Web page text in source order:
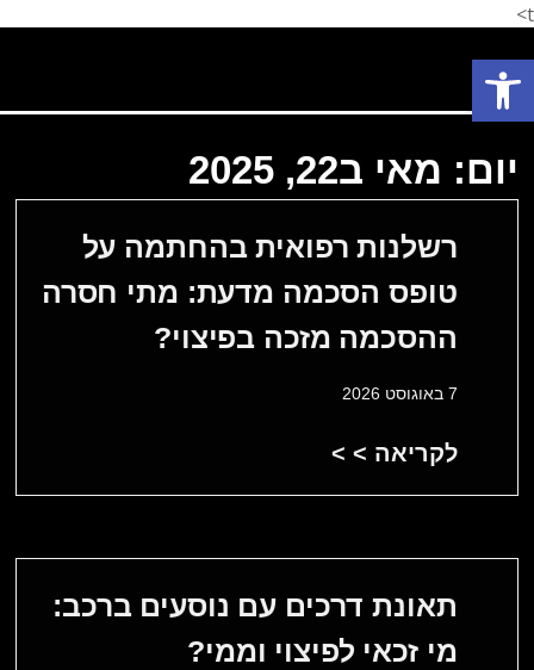
t>
יום: מאי ב22, 2025
רשלנות רפואית בהחתמה על
טופס הסכמה מדעת: מתי חסרה
ההסכמה מזכה בפיצוי?
7 באוגוסט 2026
לקריאה > >
תאונת דרכים עם נוסעים ברכב:
מי זכאי לפיצוי וממי?
פתח סרגל נגישות
פתח סרגל נגישות